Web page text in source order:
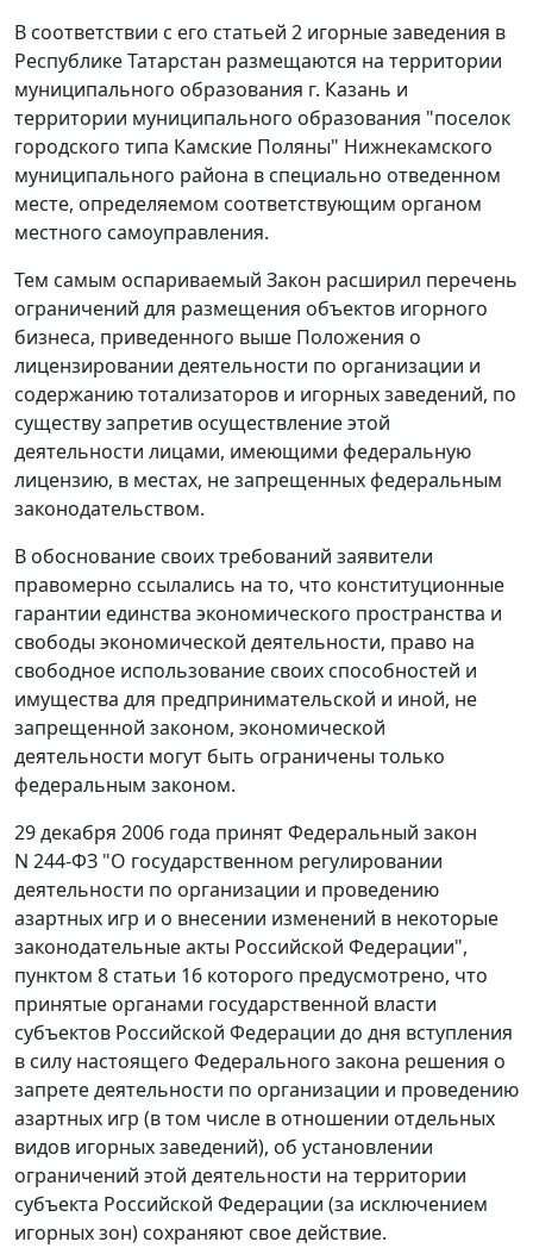
В соответствии с его статьей 2 игорные заведения в
Республике Татарстан размещаются на территории
муниципального образования г. Казань и
территории муниципального образования "поселок
городского типа Камские Поляны" Нижнекамского
муниципального района в специально отведенном
месте, определяемом соответствующим органом
местного самоуправления.
Тем самым оспариваемый Закон расширил перечень
ограничений для размещения объектов игорного
бизнеса, приведенного выше Положения о
лицензировании деятельности по организации и
содержанию тотализаторов и игорных заведений, по
существу запретив осуществление этой
деятельности лицами, имеющими федеральную
лицензию, в местах, не запрещенных федеральным
законодательством.
В обоснование своих требований заявители
правомерно ссылались на то, что конституционные
гарантии единства экономического пространства и
свободы экономической деятельности, право на
свободное использование своих способностей и
имущества для предпринимательской и иной, не
запрещенной законом, экономической
деятельности могут быть ограничены только
федеральным законом.
29 декабря 2006 года принятФедеральный закон
N 244-ФЗ "О государственном регулировании
деятельности по организации и проведению
азартных игр и о внесении изменений в некоторые
законодательные акты Российской Федерации",
пунктом 8 статьи 16 которого предусмотрено, что
принятые органами государственной власти
субъектов Российской Федерации до дня вступления
в силу настоящего Федерального закона решения о
запрете деятельности по организации и проведению
азартных игр (в том числе в отношении отдельных
видов игорных заведений), об установлении
ограничений этой деятельности на территории
субъекта Российской Федерации (за исключением
игорных зон) сохраняют свое действие.